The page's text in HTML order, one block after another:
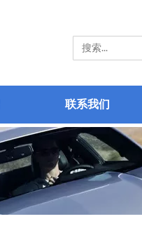
联系我们